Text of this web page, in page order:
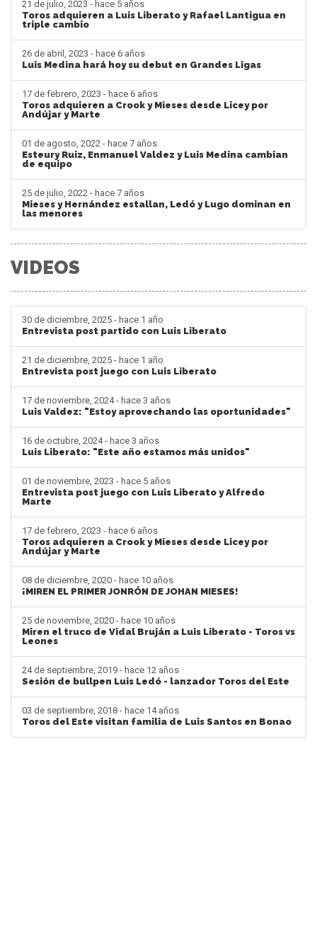
21 de julio, 2023 - hace 5 años
Toros adquieren a Luis Liberato y Rafael Lantigua en
triple cambio
26 de abril, 2023 - hace 6 años
Luis Medina hará hoy su debut en Grandes Ligas
17 de febrero, 2023 - hace 6 años
Toros adquieren a Crook y Mieses desde Licey por
Andújar y Marte
01 de agosto, 2022 - hace 7 años
Esteury Ruiz, Enmanuel Valdez y Luis Medina cambian
de equipo
25 de julio, 2022 - hace 7 años
Mieses y Hernández estallan, Ledó y Lugo dominan en
las menores
VIDEOS
30 de diciembre, 2025 - hace 1 año
Entrevista post partido con Luis Liberato
21 de diciembre, 2025 - hace 1 año
Entrevista post juego con Luis Liberato
17 de noviembre, 2024 - hace 3 años
Luis Valdez: "Estoy aprovechando las oportunidades"
16 de octubre, 2024 - hace 3 años
Luis Liberato: "Este año estamos más unidos"
01 de noviembre, 2023 - hace 5 años
Entrevista post juego con Luis Liberato y Alfredo
Marte
17 de febrero, 2023 - hace 6 años
Toros adquieren a Crook y Mieses desde Licey por
Andújar y Marte
08 de diciembre, 2020 - hace 10 años
¡MIREN EL PRIMER JONRÓN DE JOHAN MIESES!
25 de noviembre, 2020 - hace 10 años
Miren el truco de Vidal Bruján a Luis Liberato - Toros vs
Leones
24 de septiembre, 2019 - hace 12 años
Sesión de bullpen Luis Ledó - lanzador Toros del Este
03 de septiembre, 2018 - hace 14 años
Toros del Este visitan familia de Luis Santos en Bonao